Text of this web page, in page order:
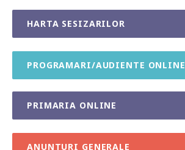
HARTA SESIZARILOR
PROGRAMARI/AUDIENTE ONLINE
PRIMARIA ONLINE
ANUNTURI GENERALE